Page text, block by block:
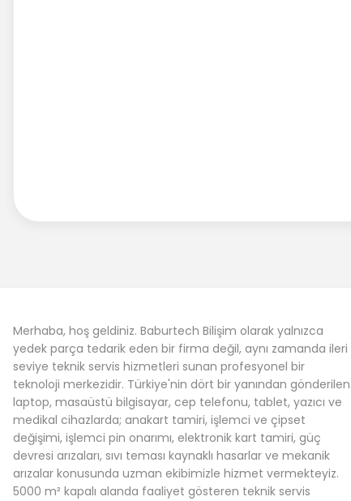
Merhaba, hoş geldiniz. Baburtech Bilişim olarak yalnızca
yedek parça tedarik eden bir firma değil, aynı zamanda ileri
seviye teknik servis hizmetleri sunan profesyonel bir
teknoloji merkezidir. Türkiye'nin dört bir yanından gönderilen
laptop, masaüstü bilgisayar, cep telefonu, tablet, yazıcı ve
medikal cihazlarda; anakart tamiri, işlemci ve çipset
değişimi, işlemci pin onarımı, elektronik kart tamiri, güç
devresi arızaları, sıvı teması kaynaklı hasarlar ve mekanik
arızalar konusunda uzman ekibimizle hizmet vermekteyiz.
5000 m² kapalı alanda faaliyet gösteren teknik servis